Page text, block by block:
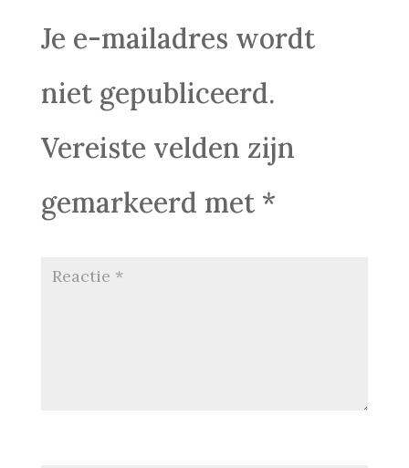
Je e-mailadres wordt
niet gepubliceerd.
Vereiste velden zijn
gemarkeerd met *